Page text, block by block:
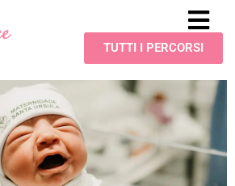
TUTTI I PERCORSI